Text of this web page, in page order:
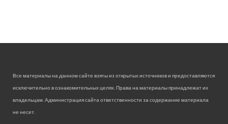
Все материалы на данном сайте взяты из открытых источников и предоставляются
исключительно в ознакомительных целях. Права на материалы принадлежат их
владельцам. Администрация сайта ответственности за содержание материала
не несет.